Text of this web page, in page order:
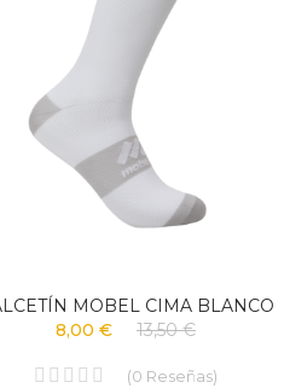
MOBEL CIMA BLANCO
8,00 €
13,50 €
(0 Reseñas)